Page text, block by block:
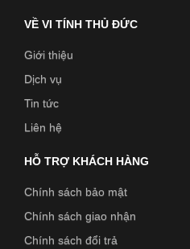
VỀ VI TÍNH THỦ ĐỨC
Giới thiệu
Dịch vụ
Tin tức
Liên hệ
HỖ TRỢ KHÁCH HÀNG
Chính sách bảo mật
Chính sách giao nhận
Chính sách đổi trả